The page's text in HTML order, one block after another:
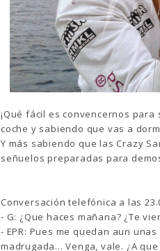
¡Qué fácil es convencernos
coche y sabiendo que vas a
Y más sabiendo que las Crazy
señuelos preparadas para
Conversación telefónica a las
- G: ¿Que haces mañana? ¿Te
- EPR: Pues me quedan aun
madrugada... Venga, vale. ¿A